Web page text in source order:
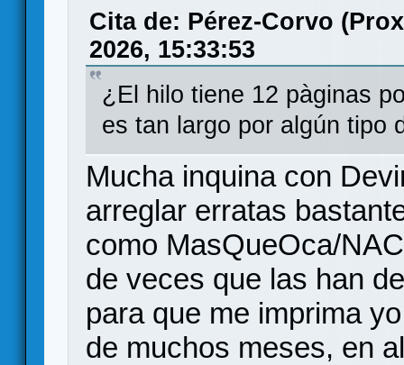
Cita de: Pérez-Corvo
2026, 15:33:53
¿El hilo tiene 12 pàginas
es tan largo por algún tipo
Mucha inquina con
arreglar erratas
como MasQueOca/
de veces que las han
para que me imprima
de muchos meses, en